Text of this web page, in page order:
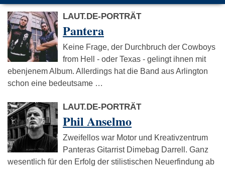
LAUT.DE-PORTRÄT
Pantera
Keine Frage, der Durchbruch der Cowboys
from Hell - oder Texas - gelingt ihnen mit
ebenjenem Album. Allerdings hat die Band aus Arlington
schon eine bedeutsame …
LAUT.DE-PORTRÄT
Phil Anselmo
Zweifellos war Motor und Kreativzentrum
Panteras Gitarrist Dimebag Darrell. Ganz
wesentlich für den Erfolg der stilistischen Neuerfindung ab